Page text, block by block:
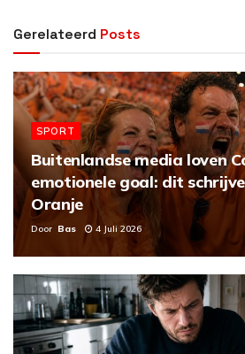
Gerelateerd Posts
SPORT
Buitenlandse media loven
emotionele goal: dit
Oranje
Door Bas 4 Juli 2026